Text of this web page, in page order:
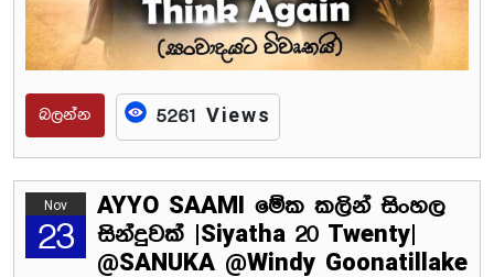
බලන්න 5261 Views
Nov
23
AYYO SAAMI මේක කලින් සිංහල
සින්දුවක් |Siyatha 20 Twenty|
@SANUKA @Windy Goonatillake